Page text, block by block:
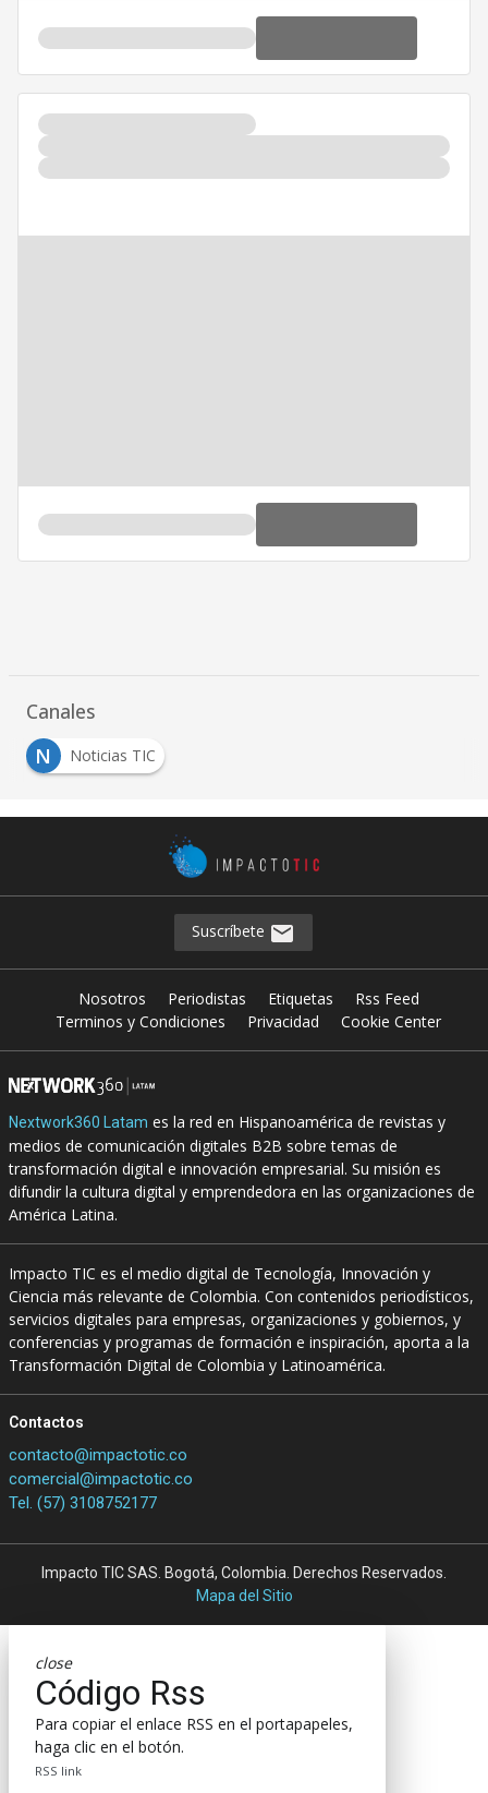
Canales
N
Noticias TIC
Suscríbete
Nosotros Periodistas Etiquetas
Rss Feed
Terminos y Condiciones
Privacidad Cookie Center
Nextwork360 Latam es la red en Hispanoamérica de revistas y
medios de comunicación digitales B2B sobre temas de
transformación digital e innovación empresarial. Su misión es
difundir la cultura digital y emprendedora en las organizaciones de
América Latina.
Impacto TIC es el medio digital de Tecnología, Innovación y
Ciencia más relevante de Colombia. Con contenidos periodísticos,
servicios digitales para empresas, organizaciones y gobiernos, y
conferencias y programas de formación e inspiración, aporta a la
Transformación Digital de Colombia y Latinoamérica.
Contactos
contacto@impactotic.co
comercial@impactotic.co
Tel. (57) 3108752177
Impacto TIC SAS. Bogotá, Colombia. Derechos Reservados.
Mapa del Sitio
close
Código Rss
Para copiar el enlace RSS en el portapapeles,
haga clic en el botón.
RSS link